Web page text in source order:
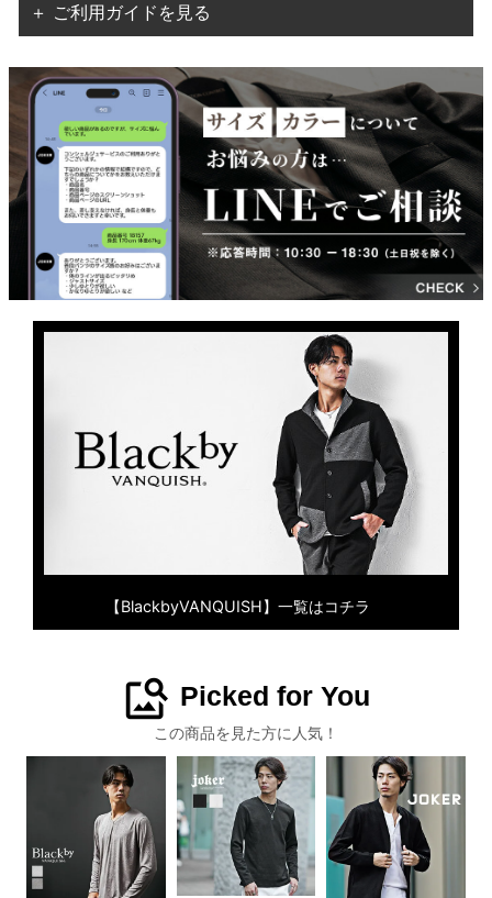
＋ ご利用ガイドを見る
【BlackbyVANQUISH】一覧はコチラ
image_search Picked for You
この商品を見た方に人気！